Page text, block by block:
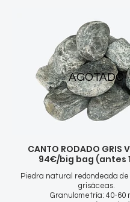
CANTO RODADO GRIS
94€/big bag (antes
Piedra natural redondeada
grisáceas.
Granulometría: 40-60
AGOTADO